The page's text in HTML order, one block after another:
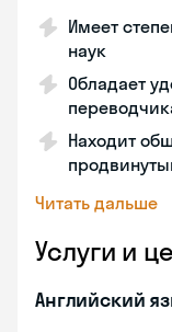
Имеет
наук
Обладает
Находит
Читать дальше
Услуги и
Английский